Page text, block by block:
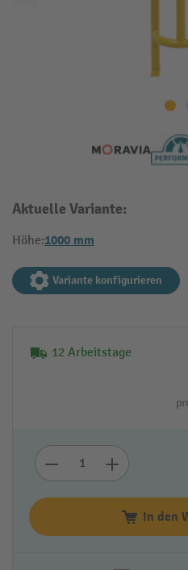
Aktuelle Variante:
Höhe:1000 mm
Variante konfigurieren
12 Arbeitstage
In den